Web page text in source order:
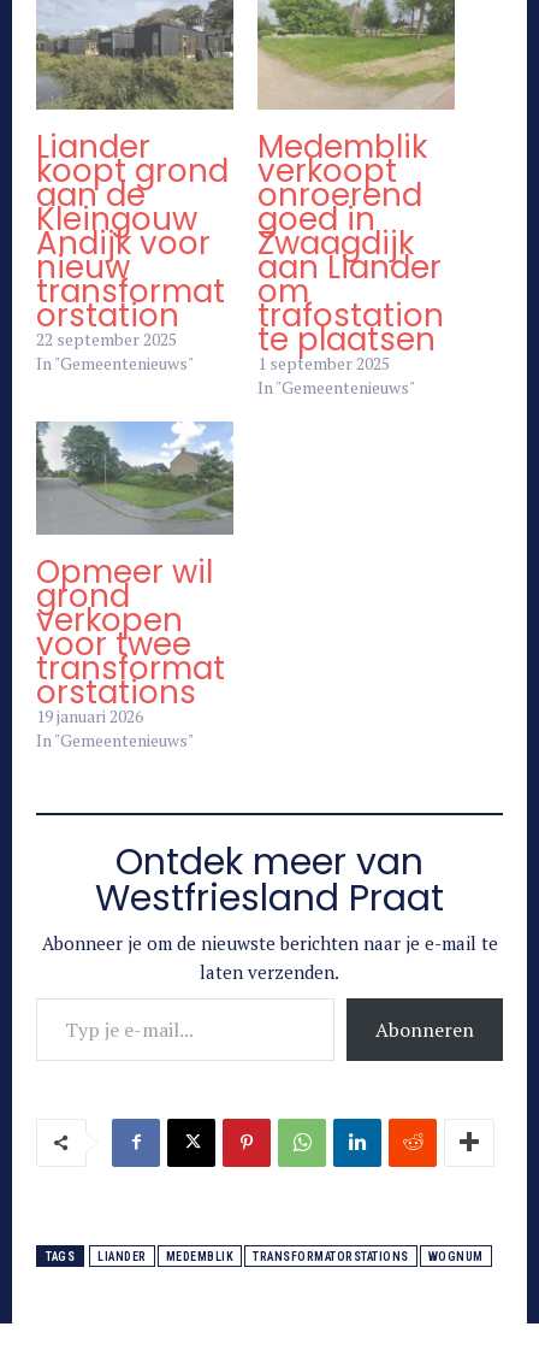
Liander
koopt grond
aan de
Kleingouw
Andijk voor
nieuw
transformat
orstation
22 september 2025
In "Gemeentenieuws"
Medemblik
verkoopt
onroerend
goed in
Zwaagdijk
aan Liander
om
trafostation
te plaatsen
1 september 2025
In "Gemeentenieuws"
Opmeer wil
grond
verkopen
voor twee
transformat
orstations
19 januari 2026
In "Gemeentenieuws"
Ontdek meer van
Westfriesland Praat
Abonneer je om de nieuwste berichten naar je e-mail te
laten verzenden.
Typ je e-mail...
Abonneren
TAGS LIANDER MEDEMBLIK TRANSFORMATORSTATIONS WOGNUM